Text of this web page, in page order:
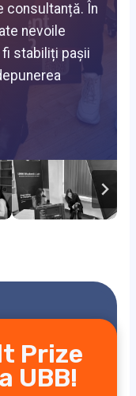
consultanță. În
nevoile
stabiliți pașii
Prize
UBB!